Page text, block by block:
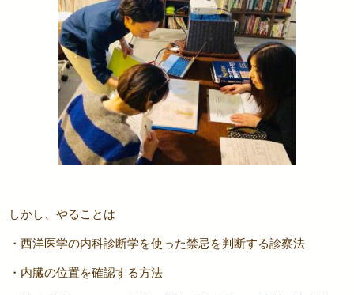
しかし、やることは
・西洋医学の内科診断学を使った禁忌を判断する診察法
・内臓の位置を確認する方法